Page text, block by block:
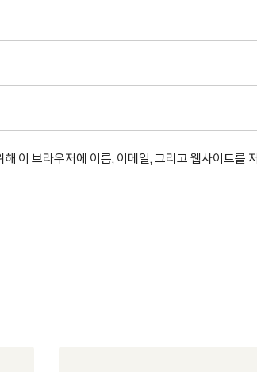
해 이 브라우저에 이름, 이메일, 그리고 웹사이트를